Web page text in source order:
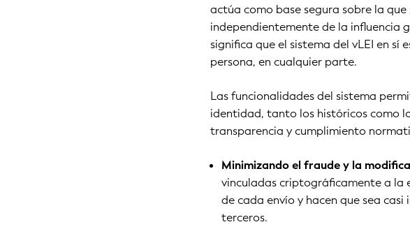
actúa como base segura sobre la
independientemente de la influencia
significa que el sistema del vLEI en sí
persona, en cualquier parte.
Las funcionalidades del sistema
identidad, tanto los históricos como
transparencia y cumplimiento
Minimizando el fraude y la
vinculadas criptográficamente a
de cada envío y hacen que sea
terceros.